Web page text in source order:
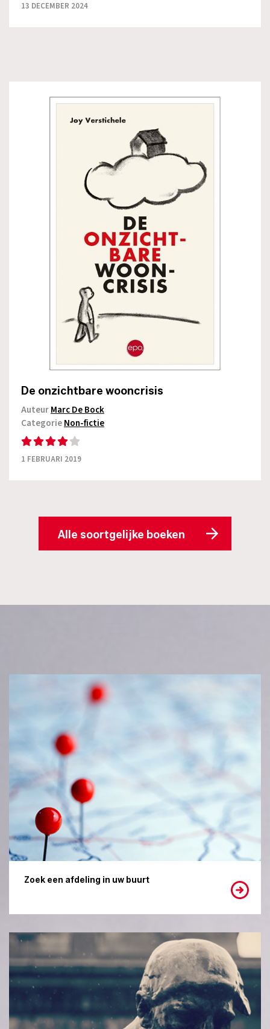
13 DECEMBER 2024
De onzichtbare wooncrisis
AuteurMarc De Bock
CategorieNon-fictie
1 FEBRUARI 2019
Alle soortgelijke boeken
Zoek een afdeling in uw buurt